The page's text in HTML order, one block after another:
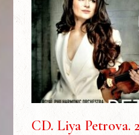
CD. Liya Petrova.